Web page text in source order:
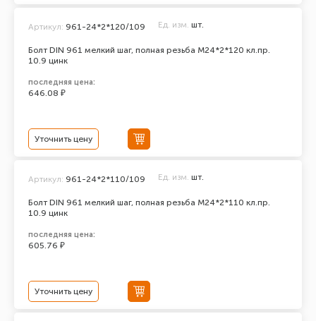
Болт DIN 961 мелкий шаг, полная резьба M24*2*120 кл.пр.
10.9 цинк
Артикул: 961-24*2*120/109 Ед. изм. шт.
последняя цена:
646.08 ₽
Уточнить цену
Болт DIN 961 мелкий шаг, полная резьба M24*2*110 кл.пр.
10.9 цинк
Артикул: 961-24*2*110/109 Ед. изм. шт.
последняя цена:
605.76 ₽
Уточнить цену